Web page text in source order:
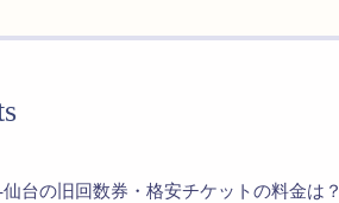
仙台の旧回数券・格安チケットの料金は？